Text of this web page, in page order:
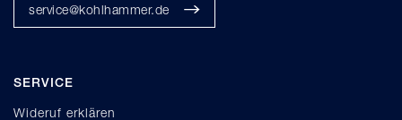
service@kohlhammer.de
SERVICE
Wideruf erklären